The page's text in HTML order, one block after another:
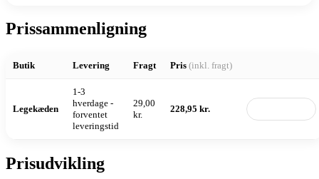
Prissammenligning
Butik Levering Fragt Pris (inkl. fragt)
Legekæden
1-3
hverdage -
forventet
leveringstid
29,00
kr.
228,95 kr.
Prisudvikling